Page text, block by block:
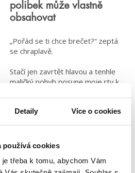
Detaily Více o cookies
používá cookies
třeba k tomu, abychom Vám
polibek může vlastně
obsahovat
„Pořád se ti chce brečet?“ zeptá
se chraplavě.
Stačí jen zavrtět hlavou a tenhle
maličký pohyb posune moje rty k
jen to, že jsem se ještě nikdy
proudí týdny a týdny
a časná rána a výlety, které nás